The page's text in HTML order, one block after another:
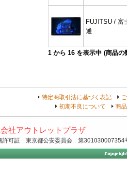
FUJITSU / 富
通
1 から 16 を表示中 (商品
特定商取引法に基づく表記
初期不良について
商
社アウトレットプラザ
許可証 東京都公安委員会 第301030007354